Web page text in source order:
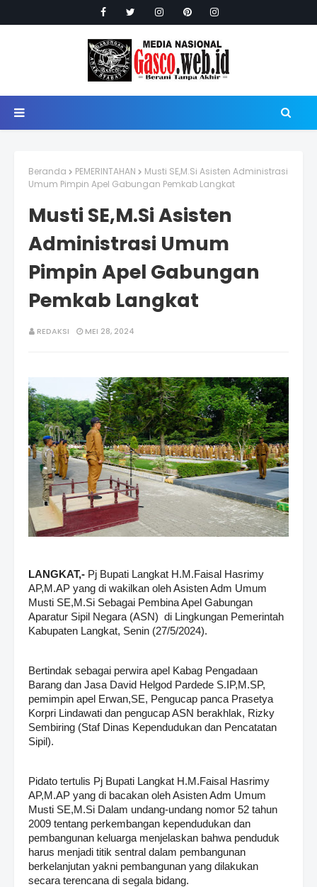
Beranda PEMERINTAHAN
Musti SE,M.Si Asisten Administrasi
Umum Pimpin Apel Gabungan Pemkab Langkat
Musti SE,M.Si Asisten
Administrasi Umum
Pimpin Apel Gabungan
Pemkab Langkat
REDAKSI MEI 28, 2024
LANGKAT,- Pj Bupati Langkat H.M.Faisal Hasrimy
AP,M.AP yang di wakilkan oleh Asisten Adm Umum
Musti SE,M.Si Sebagai Pembina Apel Gabungan
Aparatur Sipil Negara (ASN) di Lingkungan Pemerintah
Kabupaten Langkat, Senin (27/5/2024).
Bertindak sebagai perwira apel Kabag Pengadaan
Barang dan Jasa David Helgod Pardede S.IP,M.SP,
pemimpin apel Erwan,SE, Pengucap panca Prasetya
Korpri Lindawati dan pengucap ASN berakhlak, Rizky
Sembiring (Staf Dinas Kependudukan dan Pencatatan
Sipil).
Pidato tertulis Pj Bupati Langkat H.M.Faisal Hasrimy
AP,M.AP yang di bacakan oleh Asisten Adm Umum
Musti SE,M.Si Dalam undang-undang nomor 52 tahun
2009 tentang perkembangan kependudukan dan
pembangunan keluarga menjelaskan bahwa penduduk
harus menjadi titik sentral dalam pembangunan
berkelanjutan yakni pembangunan yang dilakukan
secara terencana di segala bidang.